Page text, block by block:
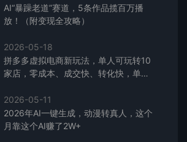
AI“暴躁老道”赛道，5条作品揽百万播
放！（附变现全攻略）
2026-05-18
拼多多虚拟电商新玩法，单人可玩转10
家店，零成本、成交快、转化快，单店
2026-05-11
2026年AI一键生成，动漫转真人，这个
月靠这个AI赚了2W+